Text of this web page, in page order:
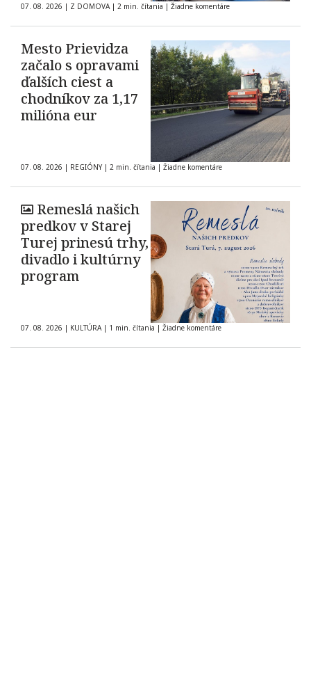
07. 08. 2026 | Z DOMOVA | 2 min. čítania | Žiadne komentáre
Mesto Prievidza
začalo s opravami
ďalších ciest a
chodníkov za 1,17
milióna eur
07. 08. 2026 | REGIÓNY | 2 min. čítania | Žiadne komentáre
Remeslá našich
predkov v Starej
Turej prinesú trhy,
divadlo i kultúrny
program
07. 08. 2026 | KULTÚRA | 1 min. čítania | Žiadne komentáre